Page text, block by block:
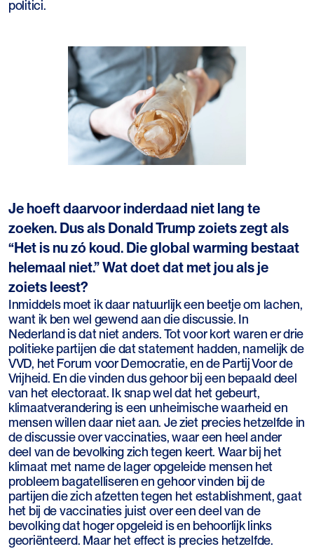
politici.
Je hoeft daarvoor inderdaad niet lang te
zoeken. Dus als Donald Trump zoiets zegt als
“Het is nu zó koud. Die global warming bestaat
helemaal niet.” Wat doet dat met jou als je
zoiets leest?
Inmiddels moet ik daar natuurlijk een beetje om lachen,
want ik ben wel gewend aan die discussie. In
Nederland is dat niet anders. Tot voor kort waren er drie
politieke partijen die dat statement hadden, namelijk de
VVD, het Forum voor Democratie, en de Partij Voor de
Vrijheid. En die vinden dus gehoor bij een bepaald deel
van het electoraat. Ik snap wel dat het gebeurt,
klimaatverandering is een unheimische waarheid en
mensen willen daar niet aan. Je ziet precies hetzelfde in
de discussie over vaccinaties, waar een heel ander
deel van de bevolking zich tegen keert. Waar bij het
klimaat met name de lager opgeleide mensen het
probleem bagatelliseren en gehoor vinden bij de
partijen die zich afzetten tegen het establishment, gaat
het bij de vaccinaties juist over een deel van de
bevolking dat hoger opgeleid is en behoorlijk links
georiënteerd. Maar het effect is precies hetzelfde.